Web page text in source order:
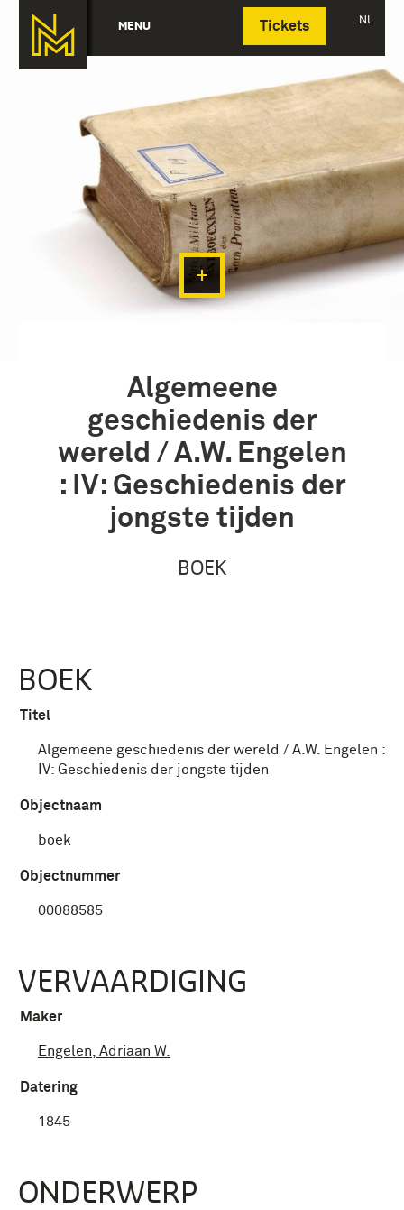
MENU Tickets NL
Deutsch
Algemeene
geschiedenis der
wereld / A.W. Engelen
: IV: Geschiedenis der
jongste tijden
BOEK
BOEK
Titel
Algemeene geschiedenis der wereld / A.W. Engelen :
IV: Geschiedenis der jongste tijden
Objectnaam
boek
Objectnummer
00088585
VERVAARDIGING
Maker
Engelen, Adriaan W.
Datering
1845
ONDERWERP